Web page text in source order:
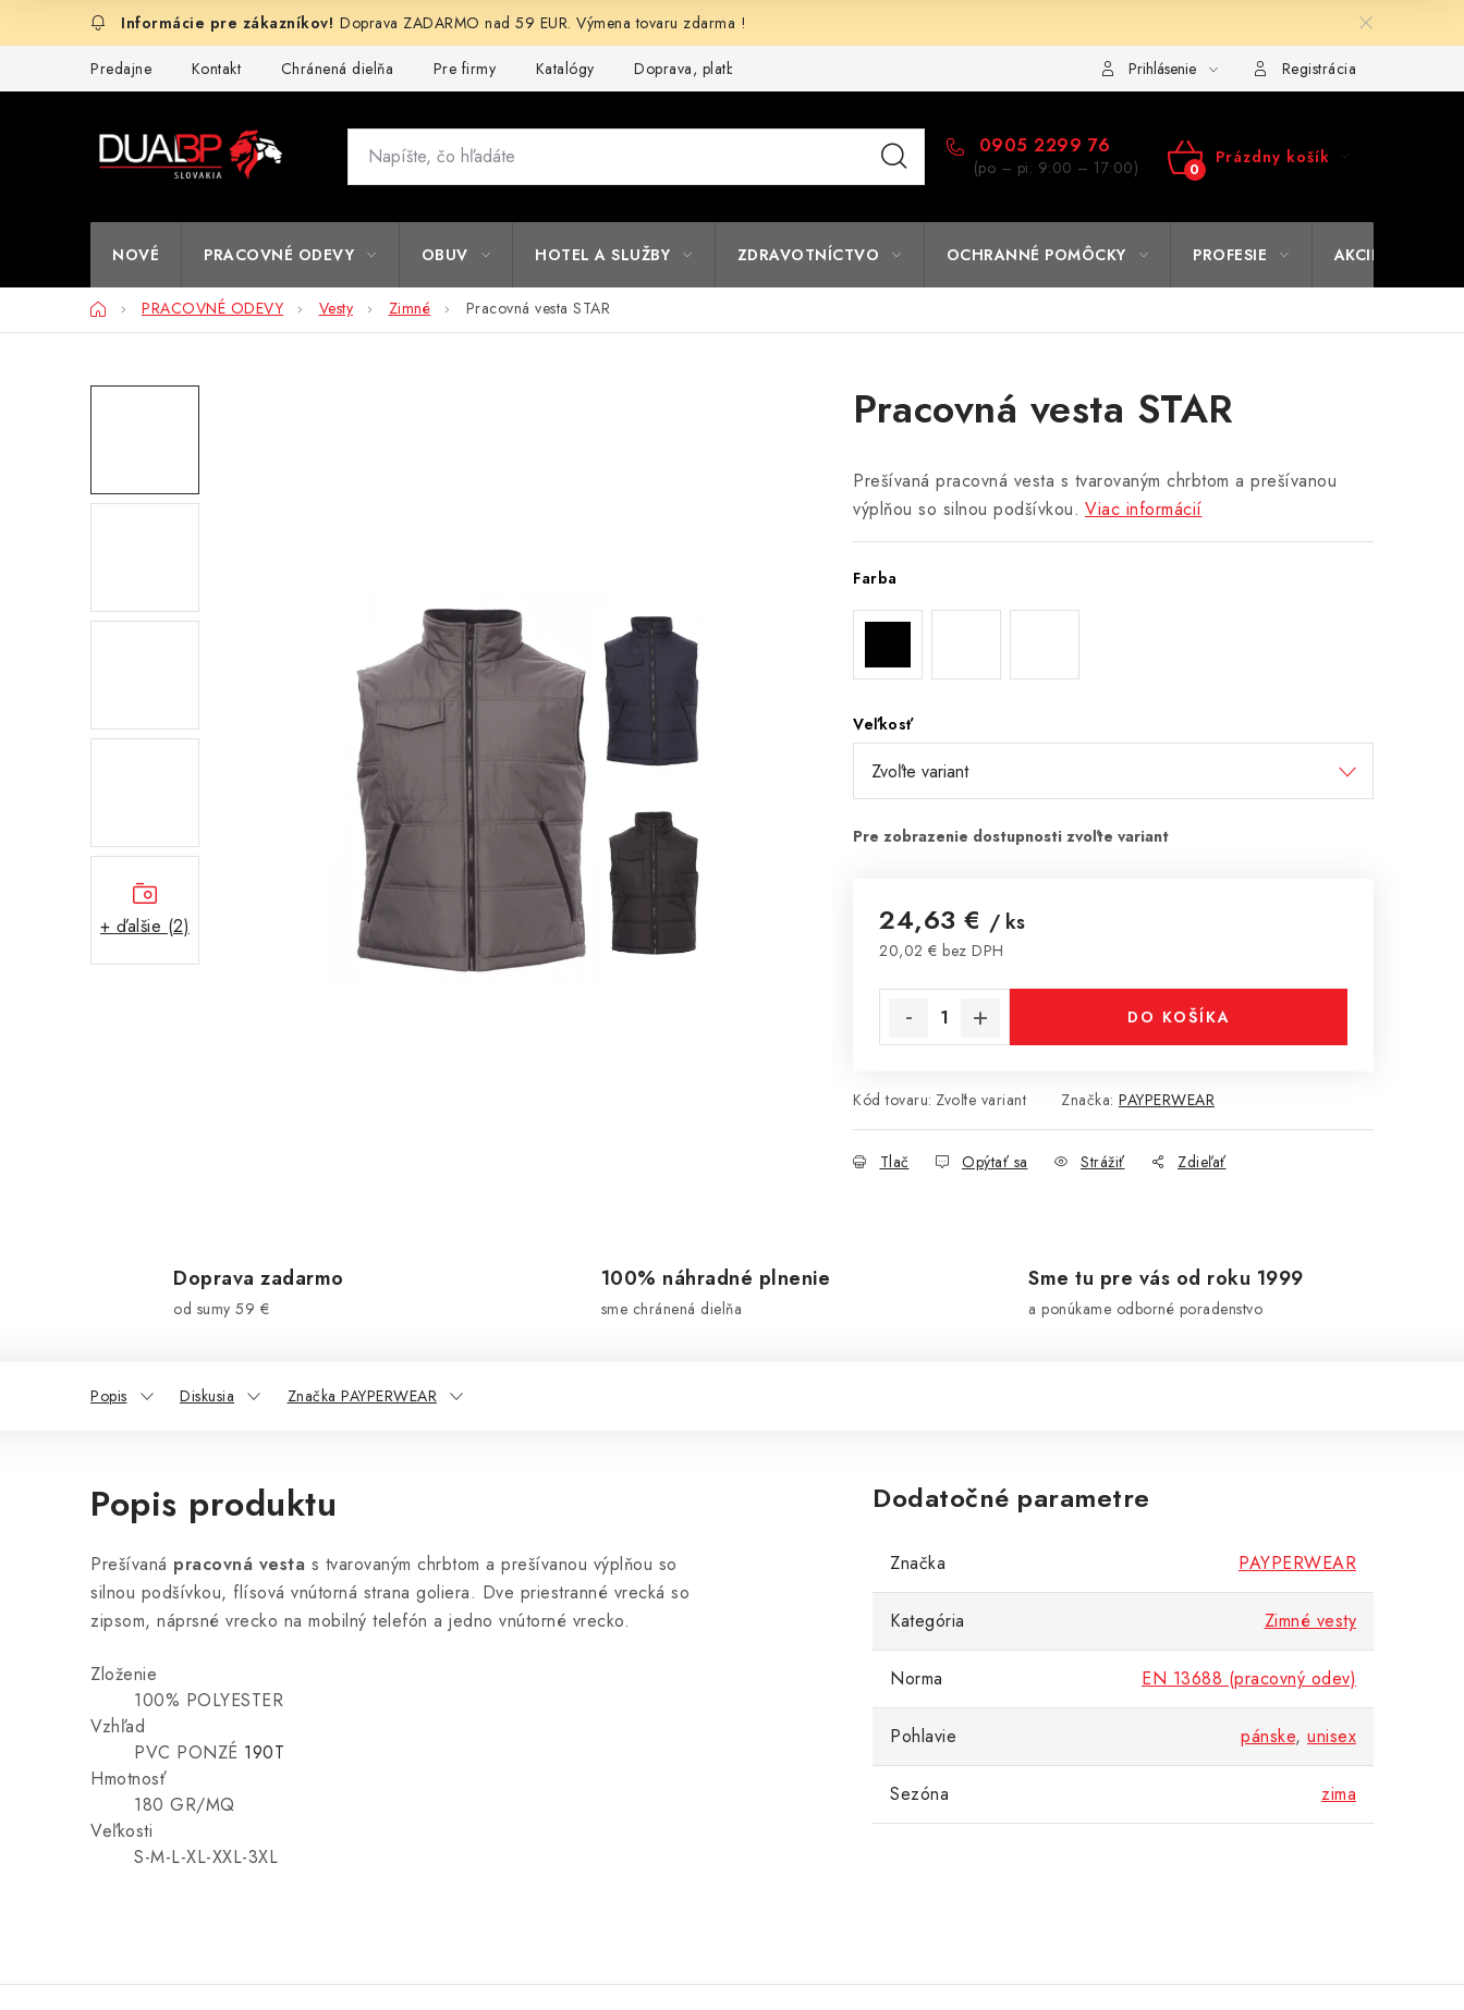
Doprava ZADARMO nad 59 EUR. Výmena tovaru zdarma !
Predajne Kontakt Chránená dielňa Pre firmy Katalógy Doprava, platba a zľavy Formulár na výmenu tovaru Kto sme Reklamačný poriadok
Prihlásenie Registrácia
0905 2299 76
(po – pi: 9:00 – 17:00)
NÁKUPNÝ
Prázdny košík
NOVÉ PRACOVNÉ ODEVY OBUV HOTEL A SLUŽBY ZDRAVOTNÍCTVO OCHRANNÉ POMÔCKY PROFESIE AKCIE
DomovPRACOVNÉ ODEVY Vesty Zimné Pracovná vesta STAR
+ ďalšie (2)
Pracovná vesta STAR
Prešívaná pracovná vesta s tvarovaným chrbtom a prešívanou
výplňou so silnou podšívkou. Viac informácií
Farba
Veľkosť
24,63 € / ks
20,02 € bez DPH
DO KOŠÍKA
Kód tovaru: Zvoľte variant Značka: PAYPERWEAR
Tlač Opýtať sa Strážiť Zdieľať
Doprava zadarmo
od sumy 59 €
100% náhradné plnenie
sme chránená dielňa
Sme tu pre vás od roku 1999
a ponúkame odborné poradenstvo
Popis Diskusia Značka PAYPERWEAR
Popis produktu
Prešívaná pracovná vesta s tvarovaným chrbtom a prešívanou výplňou so
silnou podšívkou, flísová vnútorná strana goliera. Dve priestranné vrecká so
zipsom, náprsné vrecko na mobilný telefón a jedno vnútorné vrecko.
Zloženie
100% POLYESTER
Vzhľad
PVC PONZÉ 190T
Hmotnosť
180 GR/MQ
Veľkosti
S-M-L-XL-XXL-3XL
Dodatočné parametre
Značka PAYPERWEAR
Kategória Zimné vesty
Norma EN 13688 (pracovný odev)
Pohlavie pánske, unisex
Sezóna zima